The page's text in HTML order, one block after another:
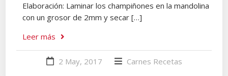
Elaboración: Laminar los champiñones en la mandolina
con un grosor de 2mm y secar […]
Leer más
2 May, 2017 Carnes Recetas